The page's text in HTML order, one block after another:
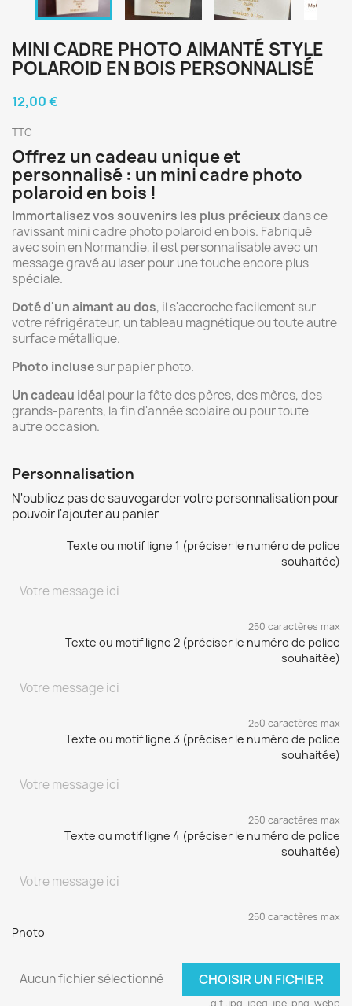
MINI CADRE PHOTO AIMANTÉ STYLE
POLAROID EN BOIS PERSONNALISÉ
12,00 €
TTC
Offrez un cadeau unique et
personnalisé : un mini cadre photo
polaroid en bois !
Immortalisez vos souvenirs les plus précieuxdans ce
ravissant mini cadre photo polaroid en bois. Fabriqué
avec soin en Normandie, il est personnalisable avec un
message gravé au laser pour une touche encore plus
spéciale.
Doté d'un aimant au dos, il s'accroche facilement sur
votre réfrigérateur, un tableau magnétique ou toute autre
surface métallique.
Photo inclusesur papier photo.
Un cadeau idéal pour la fête des pères, des mères, des
grands-parents, la fin d'année scolaire ou pour toute
autre occasion.
Personnalisation
N'oubliez pas de sauvegarder votre personnalisation pour
pouvoir l'ajouter au panier
Texte ou motif ligne 1 (préciser le numéro de police
souhaitée)
250 caractères max
Texte ou motif ligne 2 (préciser le numéro de police
souhaitée)
250 caractères max
Texte ou motif ligne 3 (préciser le numéro de police
souhaitée)
250 caractères max
Texte ou motif ligne 4 (préciser le numéro de police
souhaitée)
250 caractères max
Photo
Aucun fichier sélectionné CHOISIR UN FICHIER
.gif .jpg .jpeg .jpe .png .webp